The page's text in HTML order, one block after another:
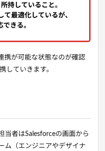
持していること。
て最適化しているが、
できる。
携が可能な状態なのが確認
していきます。
当者はSalesforceの画面から
ム（エンジニアやデザイナ